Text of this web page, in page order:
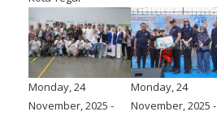
Monday, 24
November, 2025 -
Monday, 24
November, 2025 -